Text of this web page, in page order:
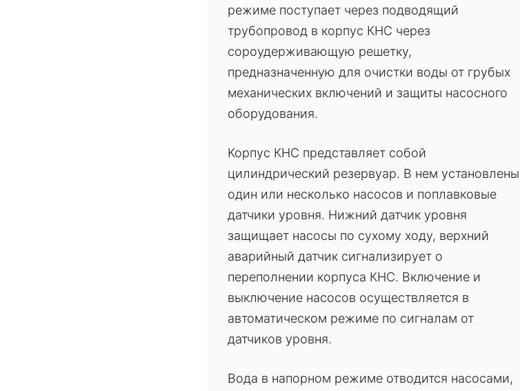
режиме поступает через подводящий
трубопровод в корпус КНС через
сороудерживающую решетку,
предназначенную для очистки воды от грубых
механических включений и защиты насосного
оборудования.
Корпус КНС представляет собой
цилиндрический резервуар. В нем установлены
один или несколько насосов и поплавковые
датчики уровня. Нижний датчик уровня
защищает насосы по сухому ходу, верхний
аварийный датчик сигнализирует о
переполнении корпуса КНС. Включение и
выключение насосов осуществляется в
автоматическом режиме по сигналам от
датчиков уровня.
Вода в напорном режиме отводится насосами,